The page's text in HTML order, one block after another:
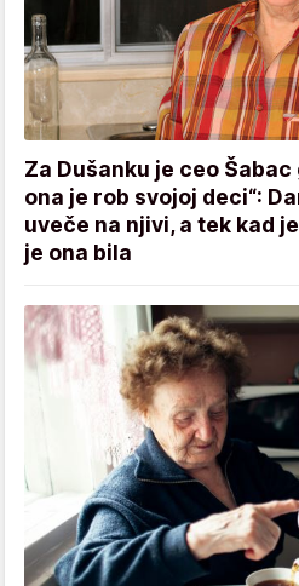
Za Dušanku je ceo
ona je rob svojoj deci“:
uveče na njivi, a tek kad
je ona bila